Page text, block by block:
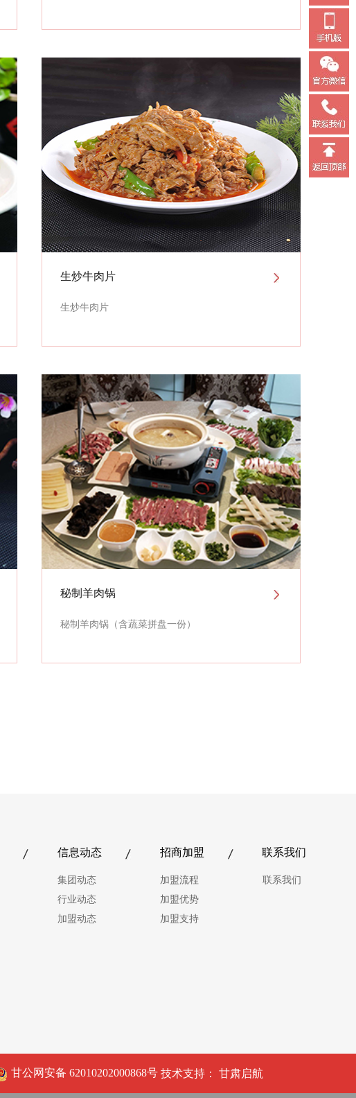
生炒牛肉片
生炒牛肉片
秘制羊肉锅
秘制羊肉锅（含蔬菜拼盘一份）
信息动态
集团动态
行业动态
加盟动态
招商加盟
加盟流程
加盟优势
加盟支持
联系我们
联系我们
甘公网安备 62010202000868号技术支持： 甘肃启航